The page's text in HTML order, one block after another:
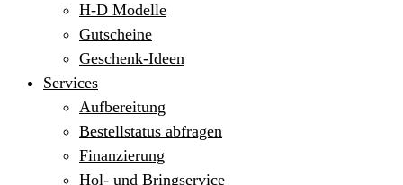
H-D Modelle
Gutscheine
Geschenk-Ideen
Services
Aufbereitung
Bestellstatus abfragen
Finanzierung
Hol- und Bringservice